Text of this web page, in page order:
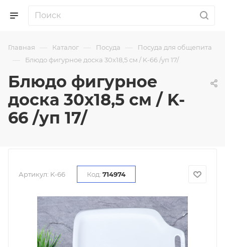
Главная — Каталог — Посуда — Посуда для общепита
— Блюдо фигурное доска 30х18,5 см / K-66 /уп 17/
Блюдо фигурное
доска 30х18,5 см / K-
66 /уп 17/
Артикул: K-66 Код: 714974